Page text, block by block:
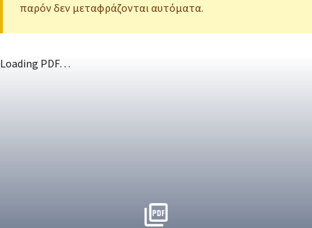
παρόν δεν μεταφράζονται αυτόματα.
Loading PDF…